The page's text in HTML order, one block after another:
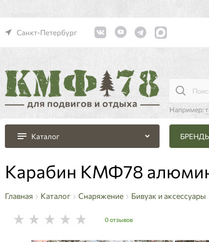
Санкт-Петербург
Например:
Каталог
Карабин КМФ78
Главная Каталог Снаряжение Бивуак и аксессуары
0 отзывов